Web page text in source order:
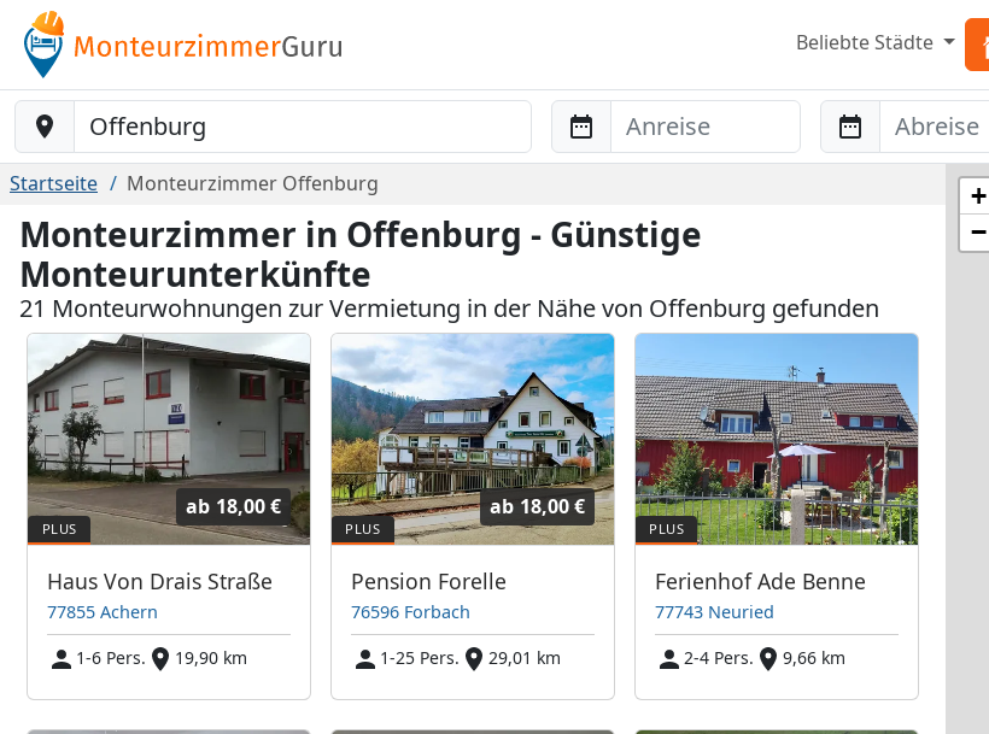
Beliebte Städte
Baustelle-Location Anreise Abreise
Startseite Monteurzimmer Offenburg
Monteurzimmer in Offenburg - Günstige
Monteurunterkünfte
21 Monteurwohnungen zur Vermietung in der Nähe von Offenburg gefunden
ab 18,00 €
Haus Von Drais Straße
77855 Achern
1-6 Pers.
19,90 km
ab 18,00 €
Pension Forelle
76596 Forbach
1-25 Pers.
29,01 km
Ferienhof Ade Benne
77743 Neuried
2-4 Pers.
9,66 km
+
−